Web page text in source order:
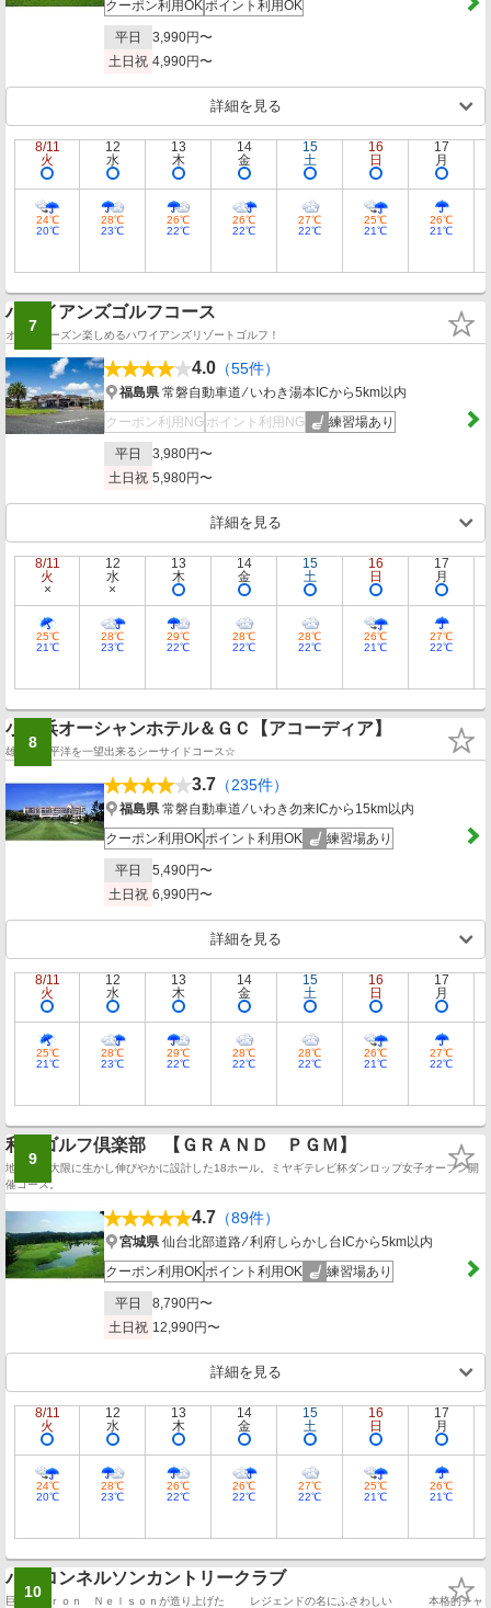
クーポン利用OKポイント利用OK
平日
3,990円〜
土日祝 4,990円〜
詳細を見る
8/11
火
24℃
20℃
12
水
28℃
23℃
13
木
26℃
22℃
14
金
26℃
22℃
15
土
27℃
22℃
16
日
25℃
21℃
17
月
26℃
21℃
7
ハワイアンズゴルフコース
オールシーズン楽しめるハワイアンズリゾートゴルフ！
4.0 （55件）
福島県常磐自動車道 ⁄ いわき湯本ICから5km以内
クーポン利用NG ポイント利用NG 練習場あり
平日
3,980円〜
土日祝 5,980円〜
詳細を見る
8/11
火
25℃
21℃
12
水
28℃
23℃
13
木
29℃
22℃
14
金
28℃
22℃
15
土
28℃
22℃
16
日
26℃
21℃
17
月
27℃
22℃
8
小名浜オーシャンホテル＆ＧＣ【アコーディア】
雄大な太平洋を一望出来るシーサイドコース☆
3.7 （235件）
福島県常磐自動車道 ⁄ いわき勿来ICから15km以内
クーポン利用OKポイント利用OK 練習場あり
平日
5,490円〜
土日祝 6,990円〜
詳細を見る
8/11
火
25℃
21℃
12
水
28℃
23℃
13
木
29℃
22℃
14
金
28℃
22℃
15
土
28℃
22℃
16
日
26℃
21℃
17
月
27℃
22℃
9
利府ゴルフ倶楽部 【ＧＲＡＮＤ ＰＧＭ】
地形を最大限に生かし伸びやかに設計した18ホール。ミヤギテレビ杯ダンロップ女子オープン開
催コース。
4.7 （89件）
宮城県仙台北部道路 ⁄ 利府しらかし台ICから5km以内
クーポン利用OKポイント利用OK 練習場あり
平日
8,790円〜
土日祝 12,990円〜
詳細を見る
8/11
火
24℃
20℃
12
水
28℃
23℃
13
木
26℃
22℃
14
金
26℃
22℃
15
土
27℃
22℃
16
日
25℃
21℃
17
月
26℃
21℃
10
バイロンネルソンカントリークラブ
巨星Ｂｙｒｏｎ Ｎｅｌｓｏｎが造り上げた レジェンドの名にふさわしい 本格的チャ